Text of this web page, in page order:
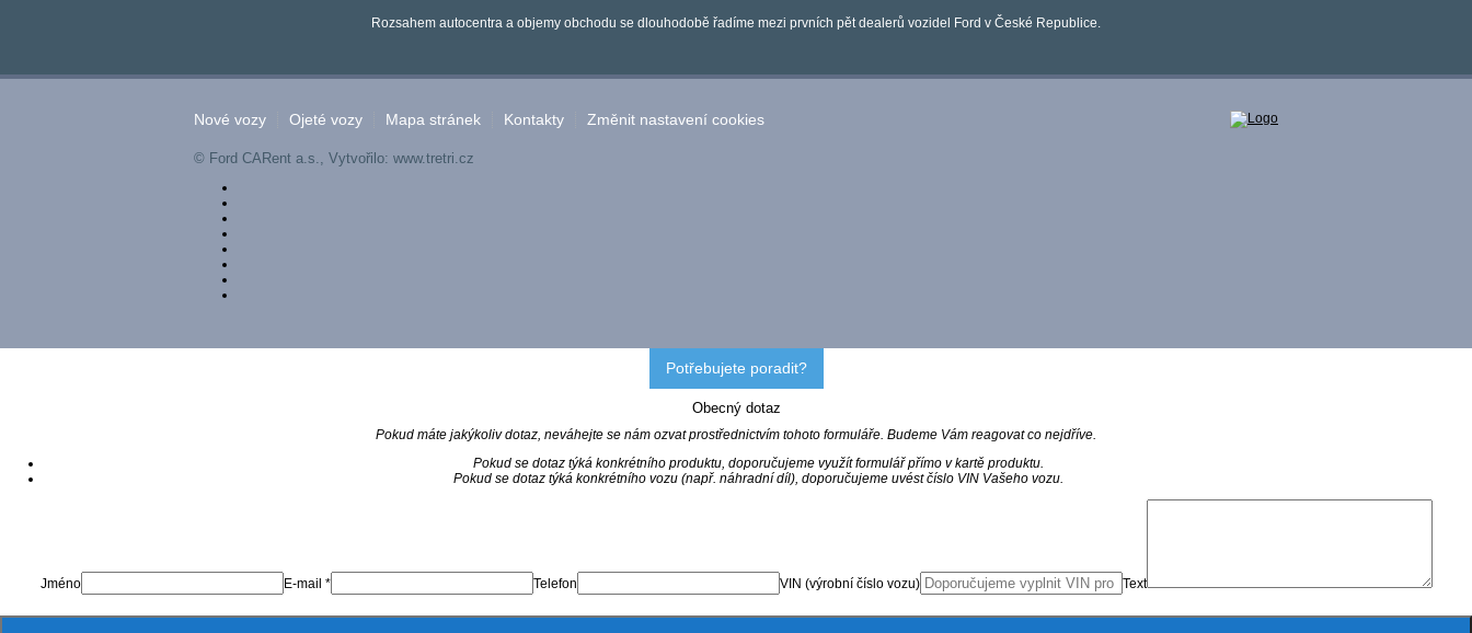
Rozsahem autocentra a objemy obchodu se dlouhodobě řadíme mezi prvních pět dealerů vozidel Ford v České Republice.
Nové vozy Ojeté vozy Mapa stránek Kontakty Změnit nastavení cookies
© Ford CARent a.s., Vytvořilo: www.tretri.cz
Potřebujete poradit?
Obecný dotaz
Pokud máte jakýkoliv dotaz, neváhejte se nám ozvat prostřednictvím tohoto formuláře. Budeme Vám reagovat co nejdříve.
Pokud se dotaz týká konkrétního produktu, doporučujeme využít formulář přímo v kartě produktu.
Pokud se dotaz týká konkrétního vozu (např. náhradní díl), doporučujeme uvést číslo VIN Vašeho vozu.
Jméno E-mail * Telefon VIN (výrobní číslo vozu) Text